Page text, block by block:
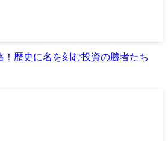
！歴史に名を刻む投資の勝者たち